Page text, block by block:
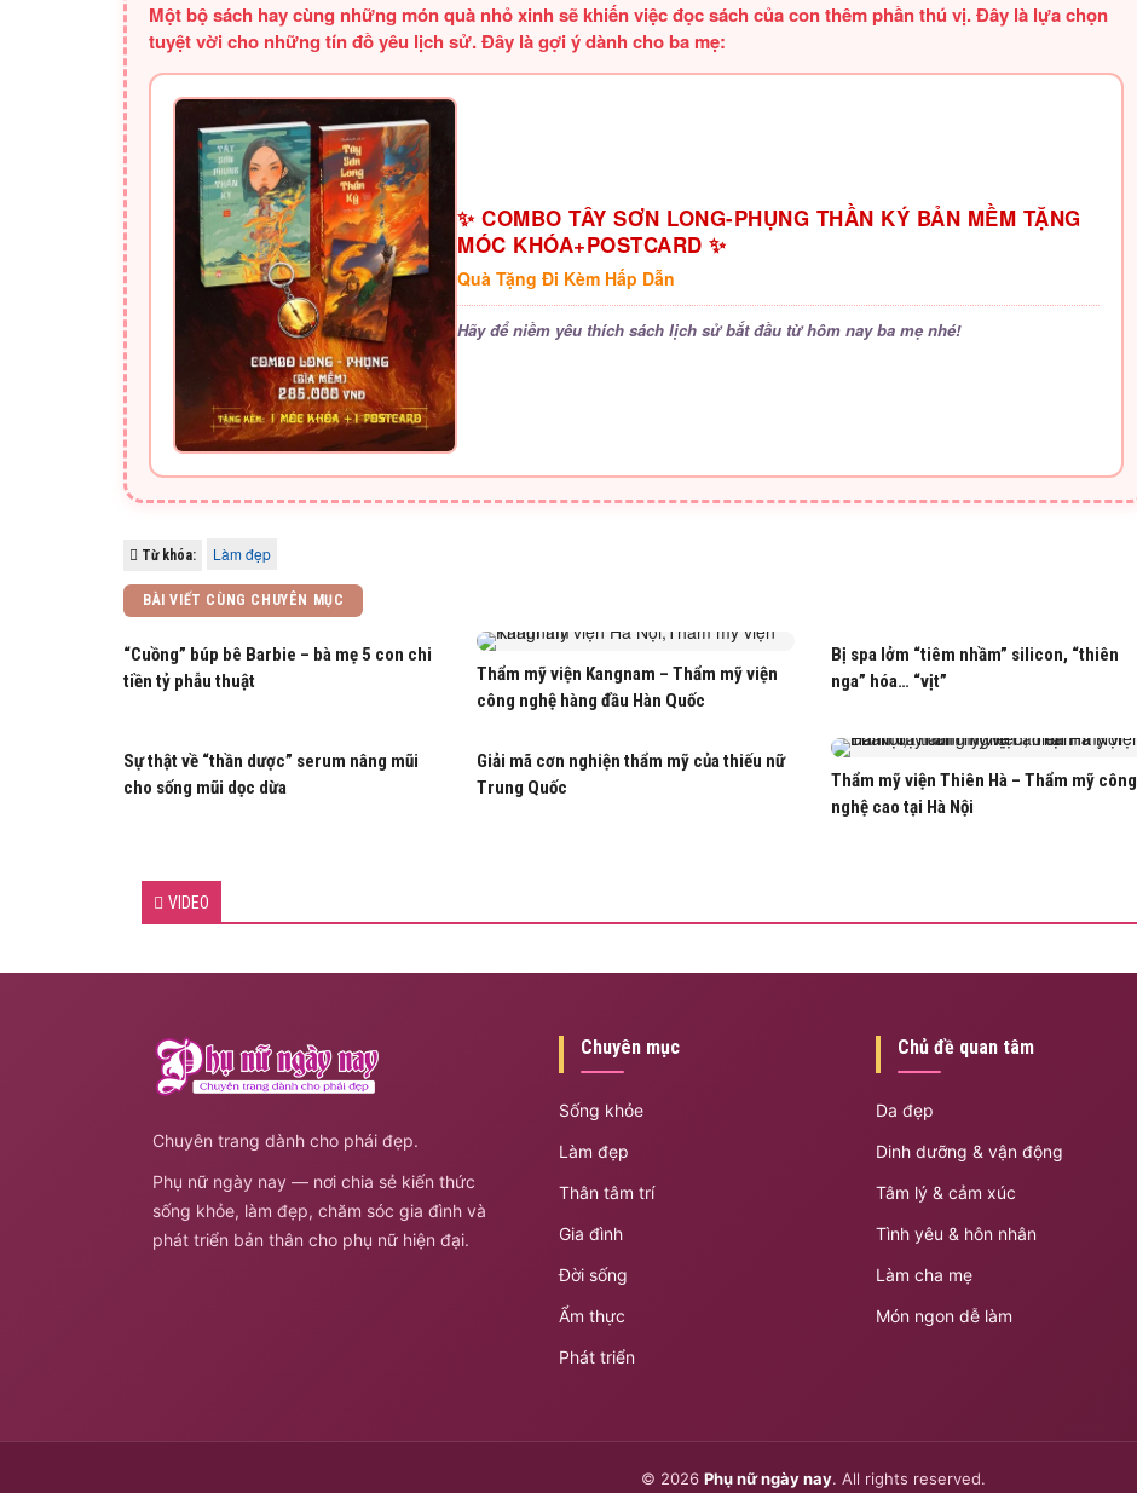
Một bộ sách hay cùng những món quà nhỏ xinh sẽ khiến việc đọc sách của con thêm phần thú vị. Đây là lựa chọn
tuyệt vời cho những tín đồ yêu lịch sử. Đây là gợi ý dành cho ba mẹ:
✨ COMBO TÂY SƠN LONG-PHỤNG THẦN KÝ BẢN MỀM TẶNG
MÓC KHÓA+POSTCARD ✨
Quà Tặng Đi Kèm Hấp Dẫn
Hãy để niềm yêu thích sách lịch sử bắt đầu từ hôm nay ba mẹ nhé!
Từ khóa: Làm đẹp
BÀI VIẾT CÙNG CHUYÊN MỤC
“Cuồng” búp bê Barbie – bà mẹ 5 con chi
tiền tỷ phẫu thuật
Thẩm mỹ viện Kangnam – Thẩm mỹ viện
công nghệ hàng đầu Hàn Quốc
Bị spa lởm “tiêm nhầm” silicon, “thiên
nga” hóa… “vịt”
Sự thật về “thần dược” serum nâng mũi
cho sống mũi dọc dừa
Giải mã cơn nghiện thẩm mỹ của thiếu nữ
Trung Quốc
Thẩm mỹ viện Thiên Hà – Thẩm mỹ công
nghệ cao tại Hà Nội
VIDEO
Chuyên trang dành cho phái đẹp.
Phụ nữ ngày nay — nơi chia sẻ kiến thức
sống khỏe, làm đẹp, chăm sóc gia đình và
phát triển bản thân cho phụ nữ hiện đại.
Chuyên mục
Sống khỏe
Làm đẹp
Thân tâm trí
Gia đình
Đời sống
Ẩm thực
Phát triển
Chủ đề quan tâm
Da đẹp
Dinh dưỡng & vận động
Tâm lý & cảm xúc
Tình yêu & hôn nhân
Làm cha mẹ
Món ngon dễ làm
© 2026 Phụ nữ ngày nay. All rights reserved.